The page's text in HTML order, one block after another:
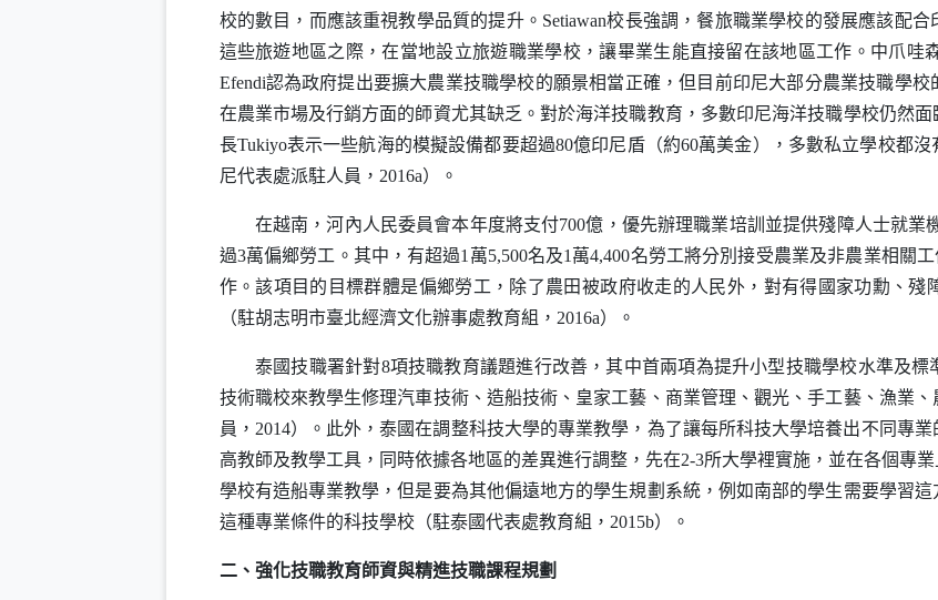
校的數目，而應該重視教學品質的提升。 Setiawan校長強調，餐旅職業學校的發展應該配
這些旅遊地區之際，在當地設立旅遊職業學校，讓畢業生能直接留在該地區工作。中爪哇
Efendi認為政府提出要擴大農業技職學校的願景相當正確，但目前印尼大部分農業技職學校
在農業市場及行銷方面的師資尤其缺乏。對於海洋技職教育，多數印尼海洋技職學校仍然
長Tukiyo表示一些航海的模擬設備都要超過80億印尼盾（約60萬美金），多數私立學校都
尼代表處派駐人員，2016a）。
在越南，河內人民委員會本年度將支付700億，優先辦理職業培訓並提供殘障人士就業
過3萬偏鄉勞工。其中，有超過1萬5,500名及1萬4,400名勞工將分別接受農業及非農業相關
作。該項目的目標群體是偏鄉勞工，除了農田被政府收走的人民外，對有得國家功勳、殘
（駐胡志明市臺北經濟文化辦事處教育組，2016a）。
泰國技職署針對8項技職教育議題進行改善，其中首兩項為提升小型技職學校水準及標
技術職校來教學生修理汽車技術、造船技術、皇家工藝、商業管理、觀光、手工藝、漁業
員，2014）。此外，泰國在調整科技大學的專業教學，為了讓每所科技大學培養出不同專
高教師及教學工具，同時依據各地區的差異進行調整，先在2-3所大學裡實施，並在各個專
學校有造船專業教學，但是要為其他偏遠地方的學生規劃系統，例如南部的學生需要學習
這種專業條件的科技學校（駐泰國代表處教育組，2015b）。
二、強化技職教育師資與精進技職課程規劃